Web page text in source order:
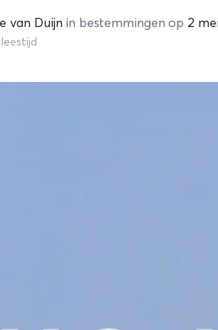
van Duijn in bestemmingen op 2